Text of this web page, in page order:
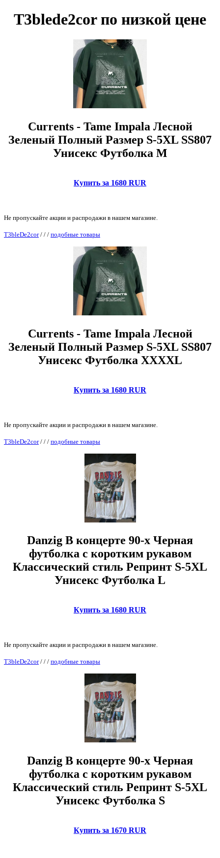
T3blede2cor по низкой цене
Currents - Tame Impala Лесной
Зеленый Полный Размер S-5XL SS807
Унисекс Футболка M
Купить за 1680 RUR
Не пропускайте акции и распродажи в нашем магазине.
T3bleDe2cor/ / / подобные товары
Currents - Tame Impala Лесной
Зеленый Полный Размер S-5XL SS807
Унисекс Футболка XXXXL
Купить за 1680 RUR
Не пропускайте акции и распродажи в нашем магазине.
T3bleDe2cor/ / / подобные товары
Danzig В концерте 90-х Черная
футболка с коротким рукавом
Классический стиль Репринт S-5XL
Унисекс Футболка L
Купить за 1680 RUR
Не пропускайте акции и распродажи в нашем магазине.
T3bleDe2cor/ / / подобные товары
Danzig В концерте 90-х Черная
футболка с коротким рукавом
Классический стиль Репринт S-5XL
Унисекс Футболка S
Купить за 1670 RUR